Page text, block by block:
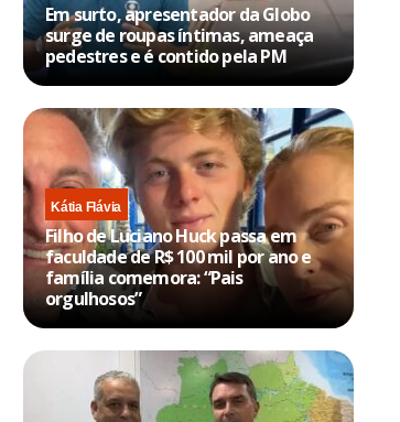
Em surto, apresentador da Globo
surge de roupas íntimas, ameaça
pedestres e é contido pela PM
Kátia Flávia
Filho de Luciano Huck passa em
faculdade de R$ 100 mil por ano e
família comemora: “Pais
orgulhosos”